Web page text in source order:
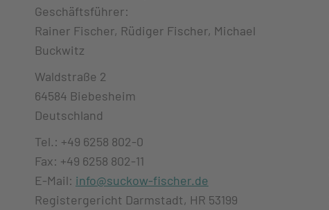
Geschäftsführer:
Rainer Fischer, Rüdiger Fischer, Michael
Buckwitz
Waldstraße 2
64584 Biebesheim
Deutschland
Tel.: +49 6258 802-0
Fax: +49 6258 802-11
E-Mail: info@suckow-fischer.de
Registergericht Darmstadt, HR 53199